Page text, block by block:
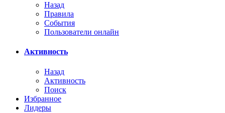
Назад
Правила
События
Пользователи онлайн
Активность
Назад
Активность
Поиск
Избранное
Лидеры